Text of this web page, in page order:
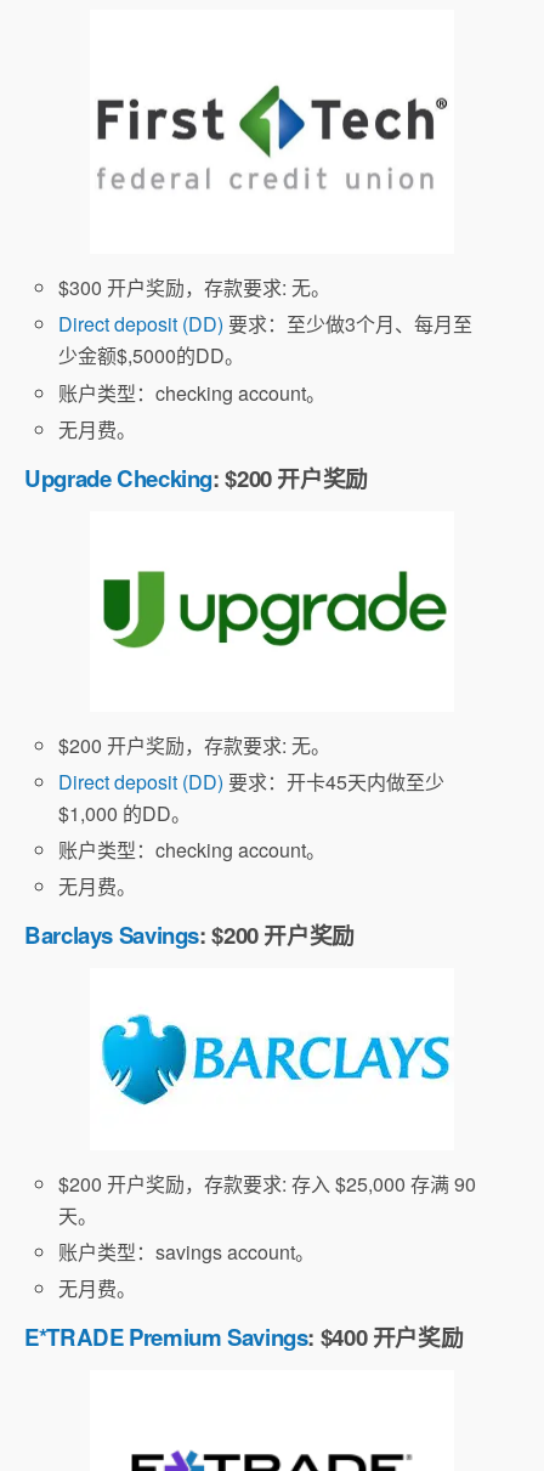
$300 开户奖励，存款要求: 无。
Direct deposit (DD) 要求：至少做3个月、每月至
少金额$,5000的DD。
账户类型：checking account。
无月费。
Upgrade Checking: $200 开户奖励
$200 开户奖励，存款要求: 无。
Direct deposit (DD) 要求：开卡45天内做至少
$1,000 的DD。
账户类型：checking account。
无月费。
Barclays Savings: $200 开户奖励
$200 开户奖励，存款要求: 存入 $25,000 存满 90
天。
账户类型：savings account。
无月费。
E*TRADE Premium Savings: $400 开户奖励